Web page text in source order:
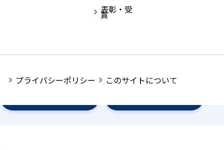
表彰・受
賞
プライバシーポリシー このサイトについて